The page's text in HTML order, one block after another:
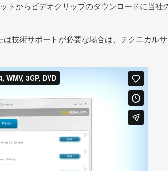
トからビデオクリップのダウンロードに当社
技術サポートが必要な場合は、テクニカル